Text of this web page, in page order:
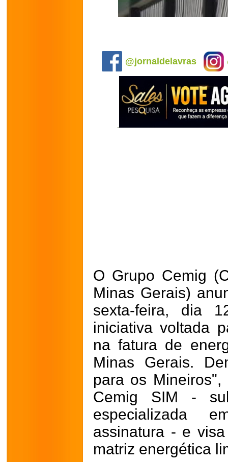
@jornaldelavras
O Grupo Cemig
Minas Gerais)
sexta-feira, dia
iniciativa voltada
na fatura de
Minas Gerais.
para os
Cemig SIM -
especializada
assinatura - e
matriz energética